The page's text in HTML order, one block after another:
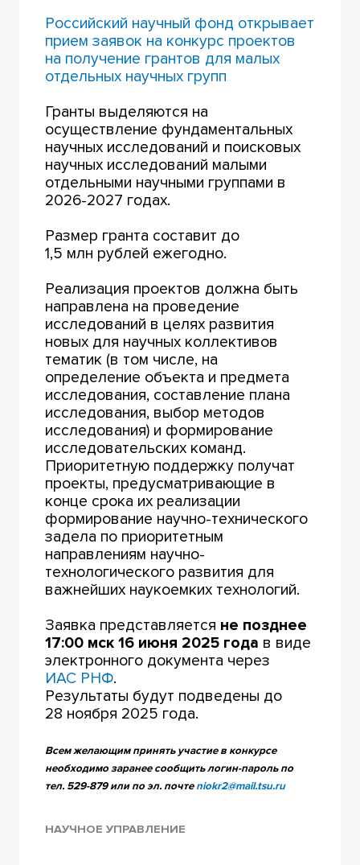
Российский научный фонд открывает
прием заявок на конкурс проектов
на получение грантов для малых
отдельных научных групп
Гранты выделяются на
осуществление фундаментальных
научных исследований и поисковых
научных исследований малыми
отдельными научными группами в
2026-2027 годах.
Размер гранта составит до
1,5 млн рублей ежегодно.
Реализация проектов должна быть
направлена на проведение
исследований в целях развития
новых для научных коллективов
тематик (в том числе, на
определение объекта и предмета
исследования, составление плана
исследования, выбор методов
исследования) и формирование
исследовательских команд.
Приоритетную поддержку получат
проекты, предусматривающие в
конце срока их реализации
формирование научно-технического
задела по приоритетным
направлениям научно-
технологического развития для
важнейших наукоемких технологий.
Заявка представляется не позднее
17:00 мск 16 июня 2025 года в виде
электронного документа через
ИАС РНФ.
Результаты будут подведены до
28 ноября 2025 года.
Всем желающим принять участие в конкурсе
необходимо заранее сообщить логин-пароль по
тел. 529-879 или по эл. почтеniokr2@mail.tsu.ru
НАУЧНОЕ УПРАВЛЕНИЕ